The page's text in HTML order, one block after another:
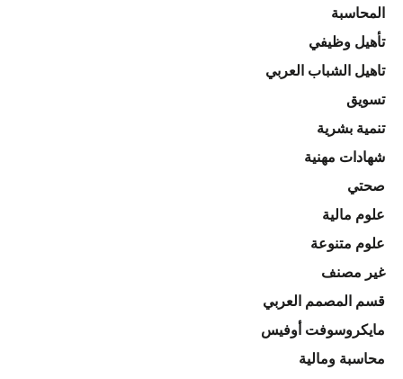
المحاسبة
تأهيل وظيفي
تاهيل الشباب العربي
تسويق
تنمية بشرية
شهادات مهنية
صحتي
علوم مالية
علوم متنوعة
غير مصنف
قسم المصمم العربي
مايكروسوفت أوفيس
محاسبة ومالية